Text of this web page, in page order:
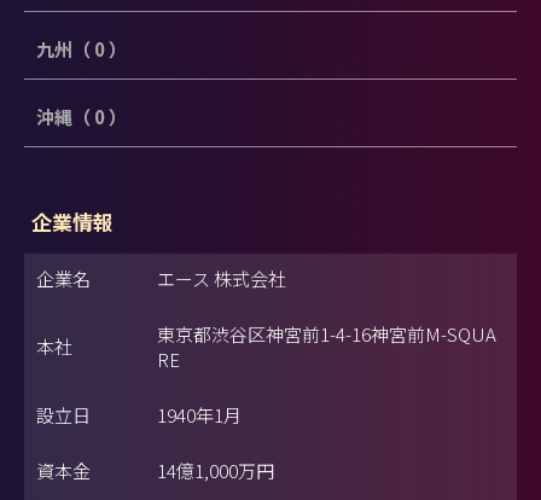
九州（ 0 ）
沖縄（ 0 ）
企業情報
企業名 エース 株式会社
本社
東京都渋谷区神宮前1-4-16神宮前M-SQUA
RE
設立日 1940年1月
資本金 14億1,000万円